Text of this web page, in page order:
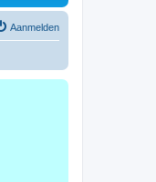
Aanmelden